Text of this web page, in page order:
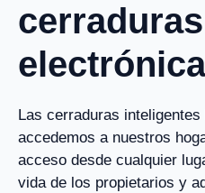
cerraduras
Las cerraduras
accedemos a nuestros
acceso desde cualquier
vida de los propietarios y